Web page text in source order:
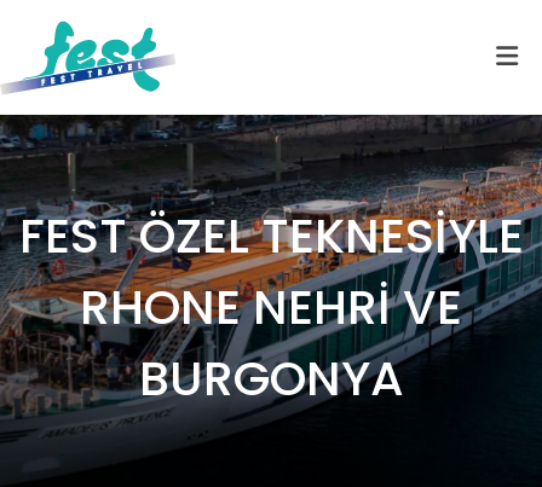
FEST ÖZEL TEKNESİYLE
RHONE NEHRİ VE
BURGONYA